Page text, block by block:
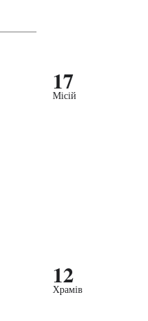
17
Місій
12
Храмів